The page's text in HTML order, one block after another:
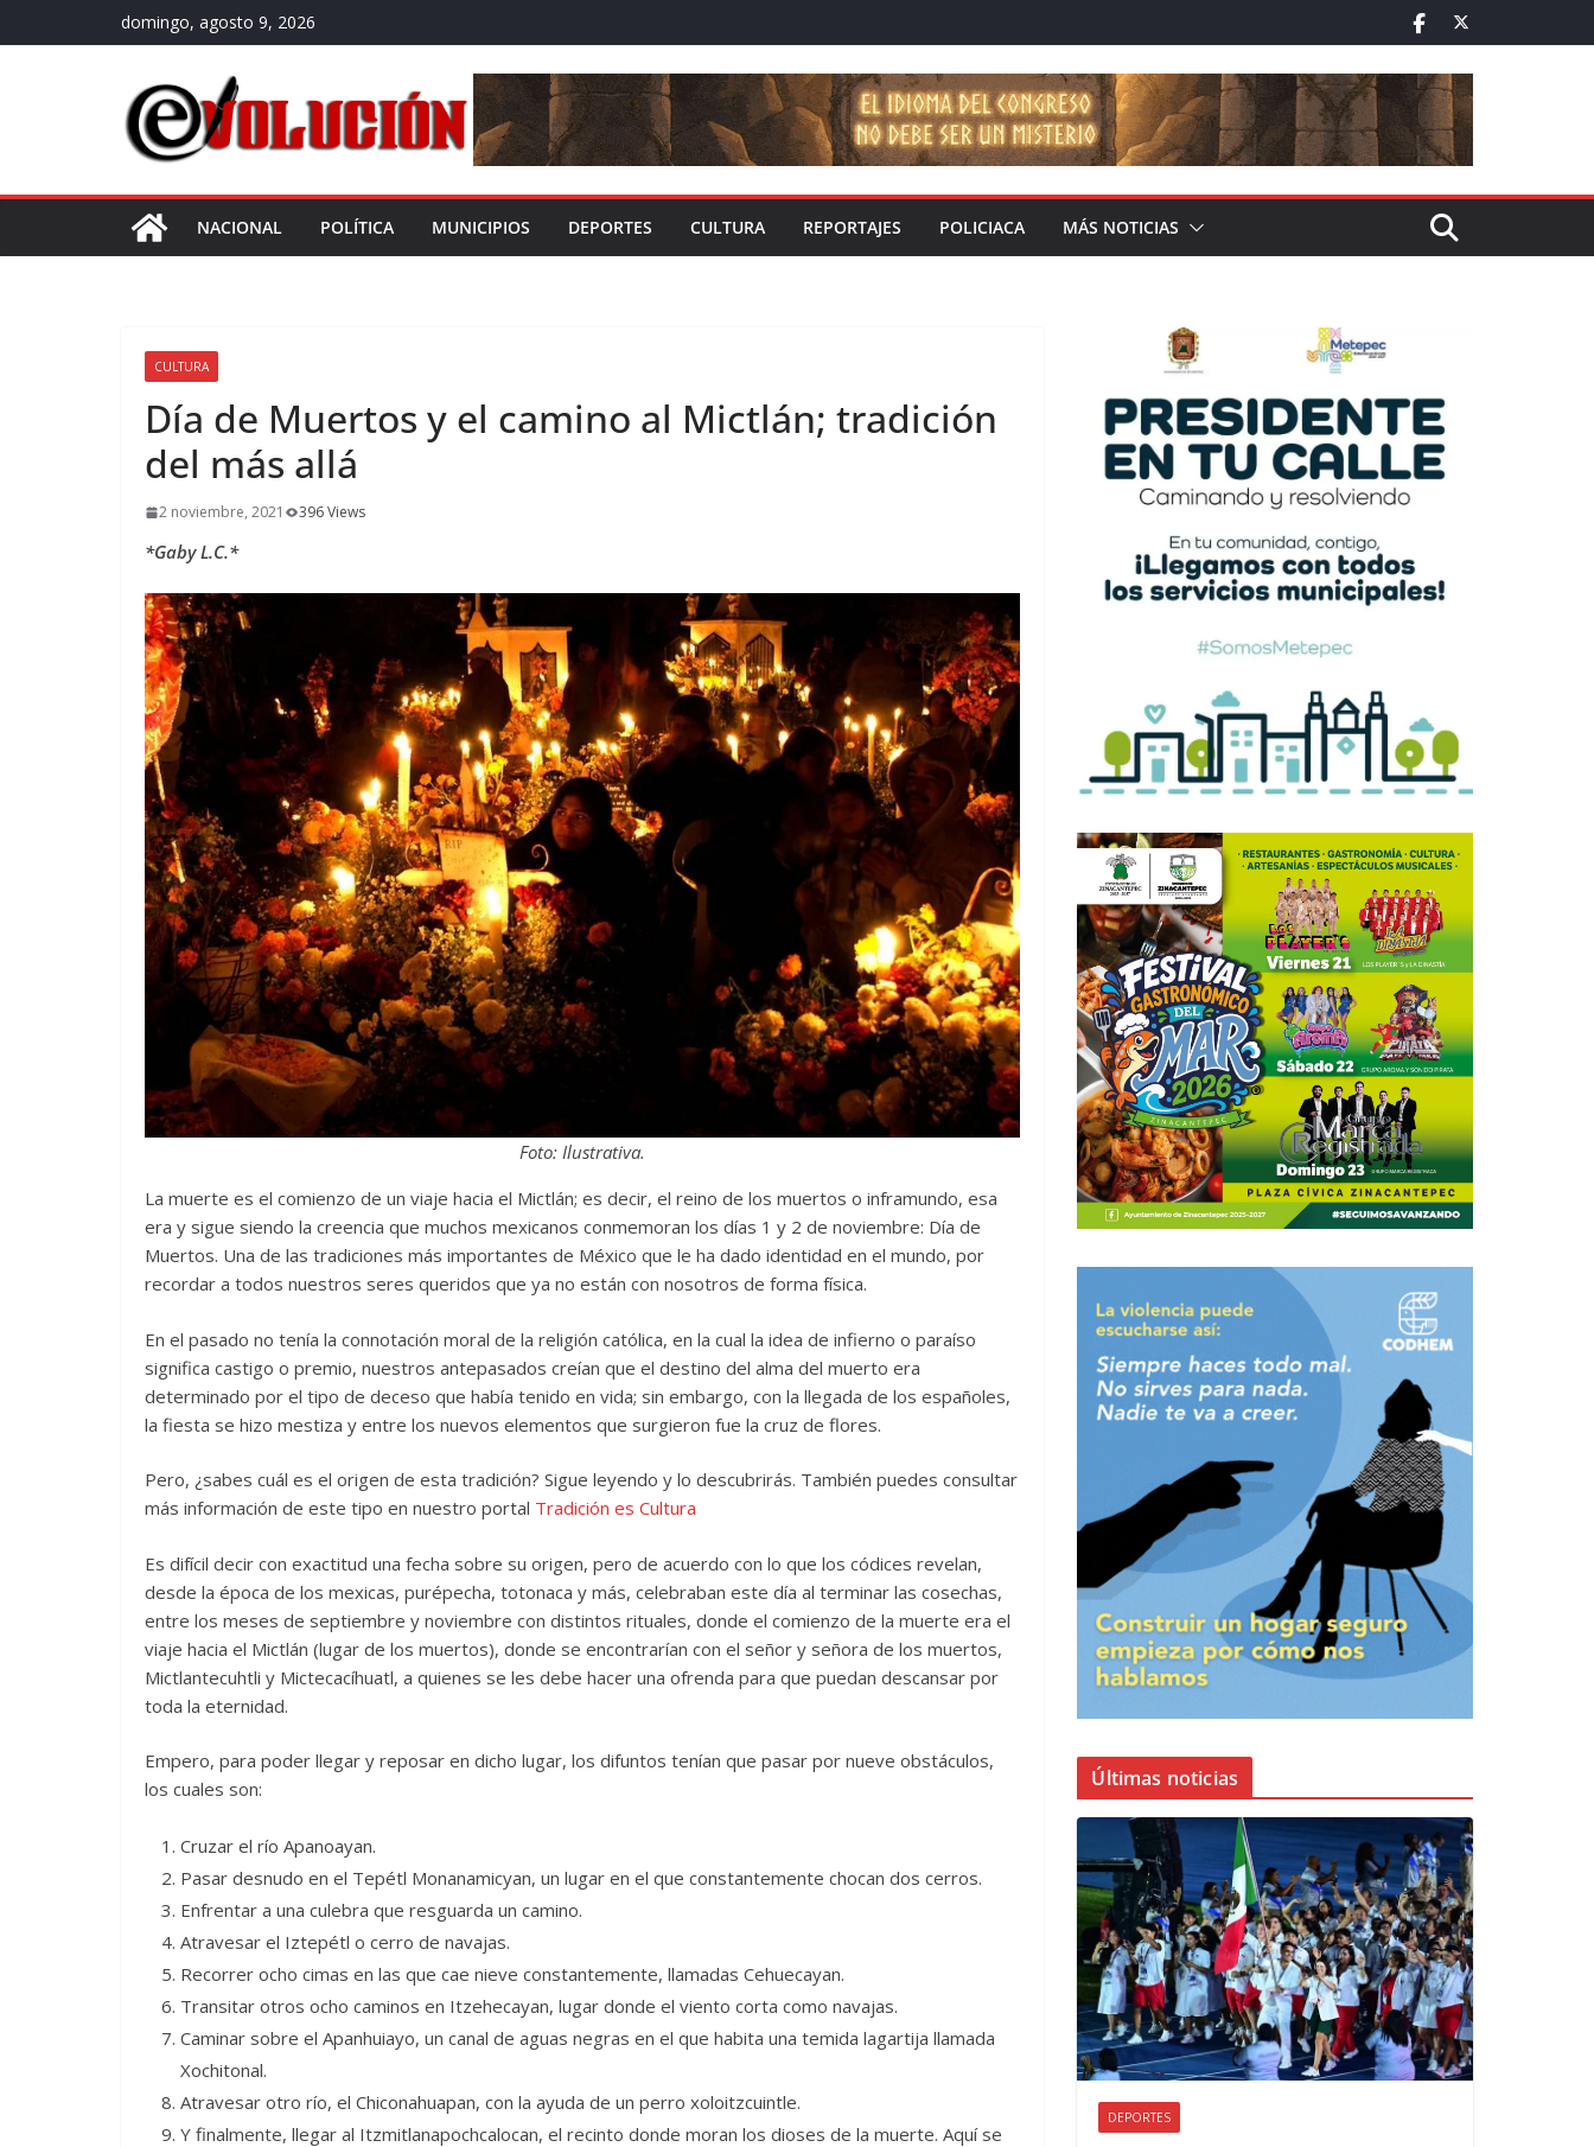
al
domingo, agosto 9, 2026
NACIONAL POLÍTICA MUNICIPIOS DEPORTES CULTURA REPORTAJES POLICIACA MÁS NOTICIAS
CULTURA
Día de Muertos y el camino al Mictlán; tradición
del más allá
2 noviembre, 2021 396 Views
*Gaby L.C.*
Foto: Ilustrativa.
La muerte es el comienzo de un viaje hacia el Mictlán; es decir, el reino de los muertos o inframundo, esa
era y sigue siendo la creencia que muchos mexicanos conmemoran los días 1 y 2 de noviembre: Día de
Muertos. Una de las tradiciones más importantes de México que le ha dado identidad en el mundo, por
recordar a todos nuestros seres queridos que ya no están con nosotros de forma física.
En el pasado no tenía la connotación moral de la religión católica, en la cual la idea de infierno o paraíso
significa castigo o premio, nuestros antepasados creían que el destino del alma del muerto era
determinado por el tipo de deceso que había tenido en vida; sin embargo, con la llegada de los españoles,
la fiesta se hizo mestiza y entre los nuevos elementos que surgieron fue la cruz de flores.
Pero, ¿sabes cuál es el origen de esta tradición? Sigue leyendo y lo descubrirás. También puedes consultar
más información de este tipo en nuestro portal Tradición es Cultura
Es difícil decir con exactitud una fecha sobre su origen, pero de acuerdo con lo que los códices revelan,
desde la época de los mexicas, purépecha, totonaca y más, celebraban este día al terminar las cosechas,
entre los meses de septiembre y noviembre con distintos rituales, donde el comienzo de la muerte era el
viaje hacia el Mictlán (lugar de los muertos), donde se encontrarían con el señor y señora de los muertos,
Mictlantecuhtli y Mictecacíhuatl, a quienes se les debe hacer una ofrenda para que puedan descansar por
toda la eternidad.
Empero, para poder llegar y reposar en dicho lugar, los difuntos tenían que pasar por nueve obstáculos,
los cuales son:
Cruzar el río Apanoayan.
Pasar desnudo en el Tepétl Monanamicyan, un lugar en el que constantemente chocan dos cerros.
Enfrentar a una culebra que resguarda un camino.
Atravesar el Iztepétl o cerro de navajas.
Recorrer ocho cimas en las que cae nieve constantemente, llamadas Cehuecayan.
Transitar otros ocho caminos en Itzehecayan, lugar donde el viento corta como navajas.
Caminar sobre el Apanhuiayo, un canal de aguas negras en el que habita una temida lagartija llamada
Xochitonal.
Atravesar otro río, el Chiconahuapan, con la ayuda de un perro xoloitzcuintle.
Y finalmente, llegar al Itzmitlanapochcalocan, el recinto donde moran los dioses de la muerte. Aquí se
Últimas noticias
DEPORTES